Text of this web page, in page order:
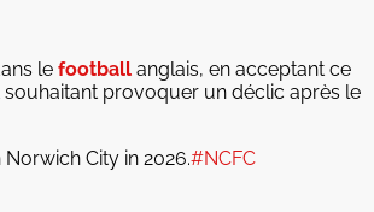
le football anglais, en acceptant ce
souhaitant provoquer un déclic après le
City in 2026.#NCFC